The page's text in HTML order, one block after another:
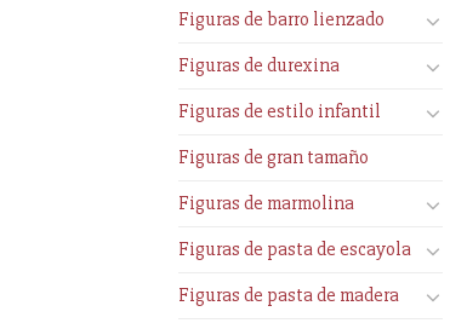
Figuras de barro lienzado
Figuras de durexina
Figuras de estilo infantil
Figuras de gran tamaño
Figuras de marmolina
Figuras de pasta de escayola
Figuras de pasta de madera